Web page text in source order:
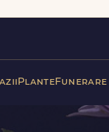
PlanteFunerare